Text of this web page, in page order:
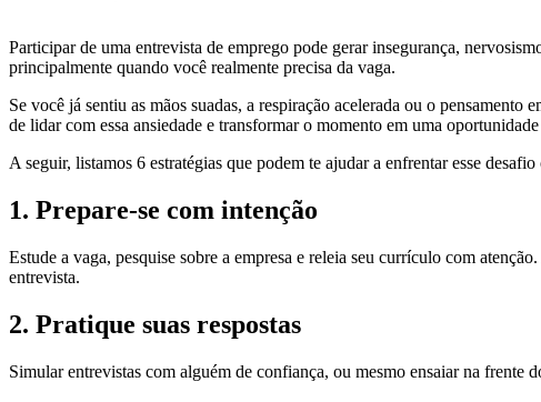
Participar de uma entrevista de emprego pode gerar insegurança,
principalmente quando você realmente precisa da vaga.
Se você já sentiu as mãos suadas, a respiração acelerada ou o
de lidar com essa ansiedade e transformar o momento em uma
A seguir, listamos 6 estratégias que podem te ajudar a enfrentar esse
1. Prepare-se com intenção
Estude a vaga, pesquise sobre a empresa e releia seu currículo com
entrevista.
2. Pratique suas respostas
Simular entrevistas com alguém de confiança, ou mesmo ensaiar na frente